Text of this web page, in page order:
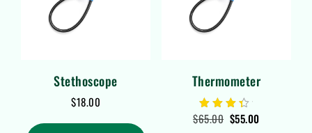
Stethoscope
$18.00
Thermometer
Note
4.00
$65.00 $55.00